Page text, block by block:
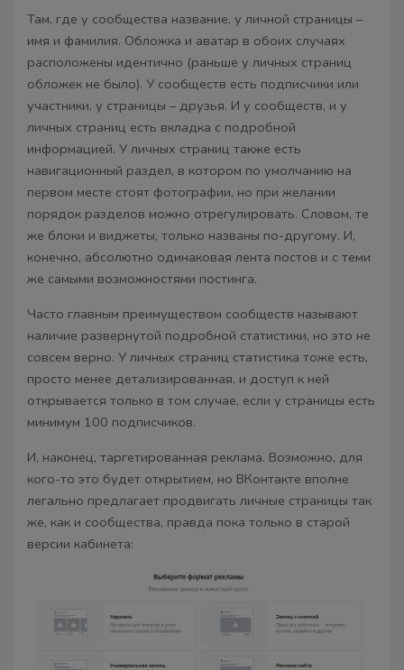
Там, где у сообщества название, у личной страницы –
имя и фамилия. Обложка и аватар в обоих случаях
расположены идентично (раньше у личных страниц
обложек не было). У сообществ есть подписчики или
участники, у страницы – друзья. И у сообществ, и у
личных страниц есть вкладка с подробной
информацией. У личных страниц также есть
навигационный раздел, в котором по умолчанию на
первом месте стоят фотографии, но при желании
порядок разделов можно отрегулировать. Словом, те
же блоки и виджеты, только названы по-другому. И,
конечно, абсолютно одинаковая лента постов и с теми
же самыми возможностями постинга.
Часто главным преимуществом сообществ называют
наличие развернутой подробной статистики, но это не
совсем верно. У личных страниц статистика тоже есть,
просто менее детализированная, и доступ к ней
открывается только в том случае, если у страницы есть
минимум 100 подписчиков.
И, наконец, таргетированная реклама. Возможно, для
кого-то это будет открытием, но ВКонтакте вполне
легально предлагает продвигать личные страницы так
же, как и сообщества, правда пока только в старой
версии кабинета: